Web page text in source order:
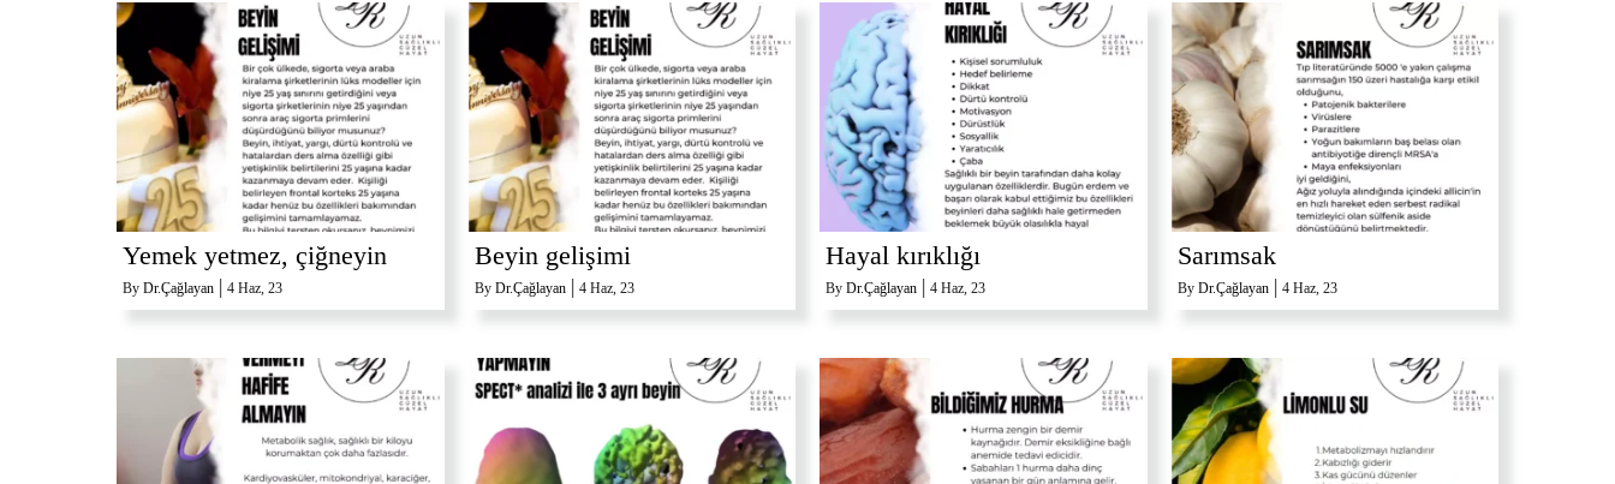
Yemek yetmez, çiğneyin
By Dr.Çağlayan | 4 Haz, 23
Beyin gelişimi
By Dr.Çağlayan | 4 Haz, 23
Hayal kırıklığı
By Dr.Çağlayan | 4 Haz, 23
Sarımsak
By Dr.Çağlayan | 4 Haz, 23